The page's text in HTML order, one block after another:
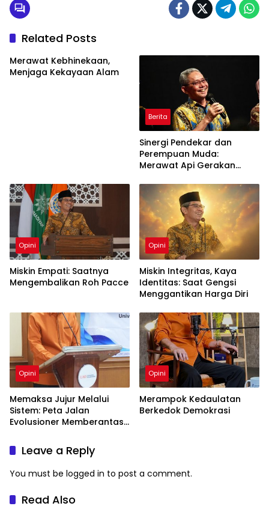
Related Posts
Merawat Kebhinekaan,
Menjaga Kekayaan Alam
Berita
Sinergi Pendekar dan
Perempuan Muda:
Merawat Api Gerakan
Opini
Miskin Empati: Saatnya
Mengembalikan Roh Pacce
Opini
Miskin Integritas, Kaya
Identitas: Saat Gengsi
Menggantikan Harga Diri
Opini
Memaksa Jujur Melalui
Sistem: Peta Jalan
Evolusioner Memberantas
Opini
Merampok Kedaulatan
Berkedok Demokrasi
Leave a Reply
You must be logged in to post a comment.
Read Also